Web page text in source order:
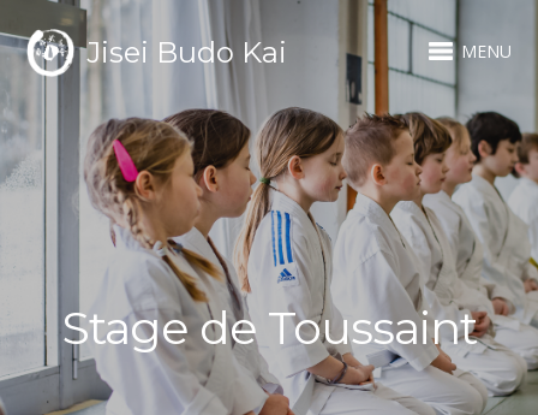
Jisei Budo Kai MENU
Stage de Toussaint